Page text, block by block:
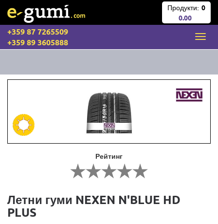
Продукти: 0
0.00
+359 87 7265509
+359 89 3605888
Рейтинг
Летни гуми NEXEN N'BLUE HD
PLUS